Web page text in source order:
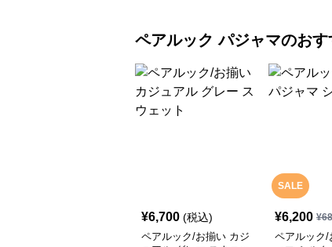
ペアルック パジャマのおす
¥6,700 (税込)
ペアルック/お揃い カジ
SALE
¥6,200 ¥
ペアルック/